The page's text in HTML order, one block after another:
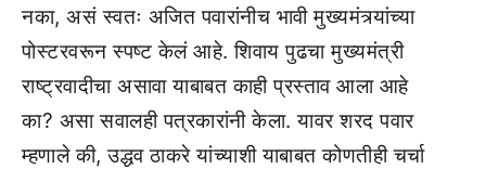
नका, असं स्वतः अजित पवारांनीच भावी मुख्यमंत्र्यांच्या
पोस्टरवरून स्पष्ट केलं आहे. शिवाय पुढचा मुख्यमंत्री
राष्ट्रवादीचा असावा याबाबत काही प्रस्ताव आला आहे
का? असा सवालही पत्रकारांनी केला. यावर शरद पवार
म्हणाले की, उद्धव ठाकरे यांच्याशी याबाबत कोणतीही चर्चा